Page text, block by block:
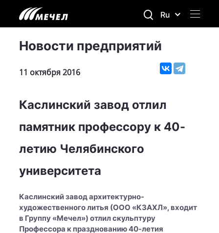
Ru
Новости предприятий
11 октября 2016
Каслинский завод отлил
памятник профессору к 40-
летию Челябинского
университета
Каслинский завод архитектурно-
художественного литья (ООО «КЗАХЛ», входит
в Группу «Мечел») отлил скульптуру
Профессора к празднованию 40-летия